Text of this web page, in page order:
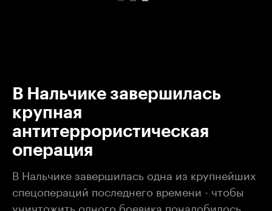
В Нальчике завершилась
крупная
антитеррористическая
операция
В Нальчике завершилась одна из крупнейших
спецопераций последнего времени - чтобы
уничтожить одного боевика понадобилось